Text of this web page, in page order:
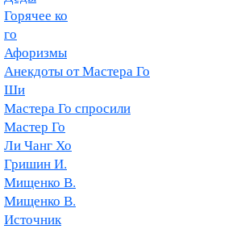
Горячее ко
го
Афоризмы
Анекдоты от Мастера Го
Ши
Мастера Го спросили
Мастер Го
Ли Чанг Хо
Гришин И.
Мищенко В.
Мищенко В.
Источник